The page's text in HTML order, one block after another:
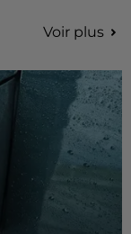
Voir plus